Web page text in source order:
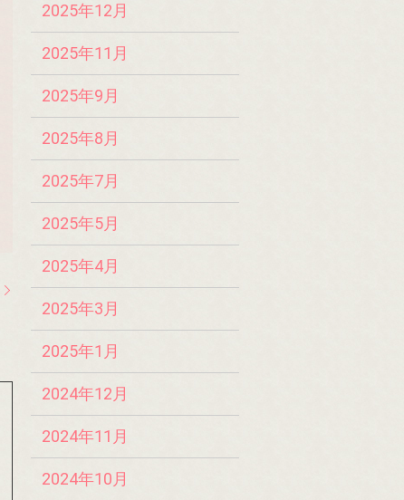
2025年12月
2025年11月
2025年9月
2025年8月
2025年7月
2025年5月
2025年4月
2025年3月
2025年1月
2024年12月
2024年11月
2024年10月